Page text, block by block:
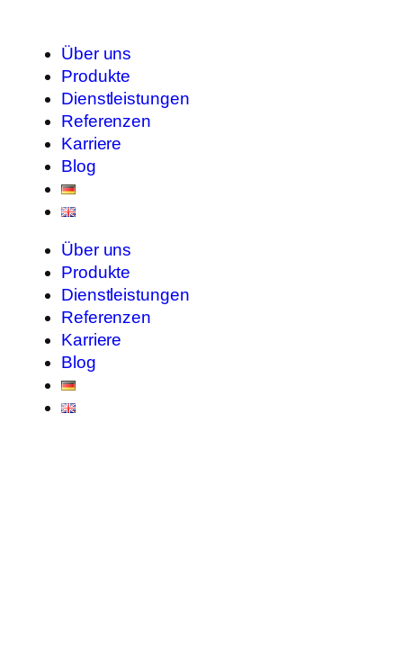
Über uns
Produkte
Dienstleistungen
Referenzen
Karriere
Blog
Über uns
Produkte
Dienstleistungen
Referenzen
Karriere
Blog